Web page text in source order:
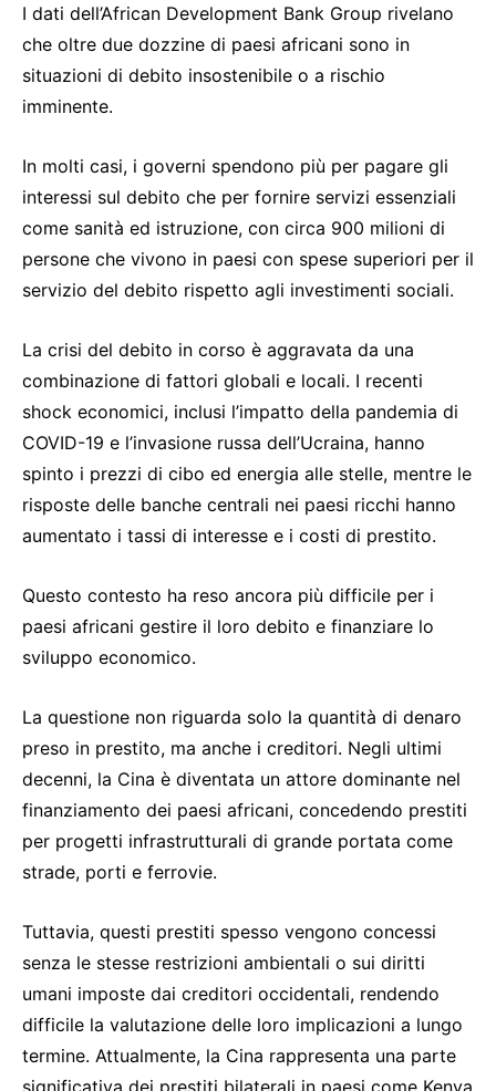
I dati dell’African Development Bank Group rivelano
che oltre due dozzine di paesi africani sono in
situazioni di debito insostenibile o a rischio
imminente.
In molti casi, i governi spendono più per pagare gli
interessi sul debito che per fornire servizi essenziali
come sanità ed istruzione, con circa 900 milioni di
persone che vivono in paesi con spese superiori per il
servizio del debito rispetto agli investimenti sociali.
La crisi del debito in corso è aggravata da una
combinazione di fattori globali e locali. I recenti
shock economici, inclusi l’impatto della pandemia di
COVID-19 e l’invasione russa dell’Ucraina, hanno
spinto i prezzi di cibo ed energia alle stelle, mentre le
risposte delle banche centrali nei paesi ricchi hanno
aumentato i tassi di interesse e i costi di prestito.
Questo contesto ha reso ancora più difficile per i
paesi africani gestire il loro debito e finanziare lo
sviluppo economico.
La questione non riguarda solo la quantità di denaro
preso in prestito, ma anche i creditori. Negli ultimi
decenni, la Cina è diventata un attore dominante nel
finanziamento dei paesi africani, concedendo prestiti
per progetti infrastrutturali di grande portata come
strade, porti e ferrovie.
Tuttavia, questi prestiti spesso vengono concessi
senza le stesse restrizioni ambientali o sui diritti
umani imposte dai creditori occidentali, rendendo
difficile la valutazione delle loro implicazioni a lungo
termine. Attualmente, la Cina rappresenta una parte
significativa dei prestiti bilaterali in paesi come Kenya